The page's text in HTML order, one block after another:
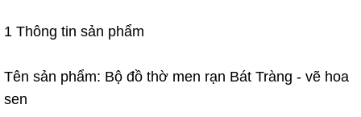
1 Thông tin sản phẩm
Tên sản phẩm: Bộ đồ thờ men rạn Bát Tràng - vẽ hoa
sen